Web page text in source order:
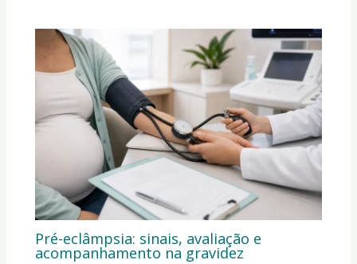
Pré-eclâmpsia: sinais, avaliação e
acompanhamento na gravidez